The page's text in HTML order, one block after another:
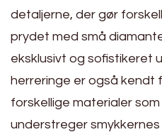
detaljerne, der gør
prydet med små
eksklusivt og sofistikeret
herreringe er også kendt
forskellige materialer
understreger smykkernes